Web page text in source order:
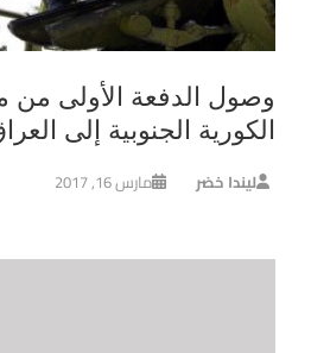
الكورية الجنوبية إلى
ليندا خضر مارس 16, 2017